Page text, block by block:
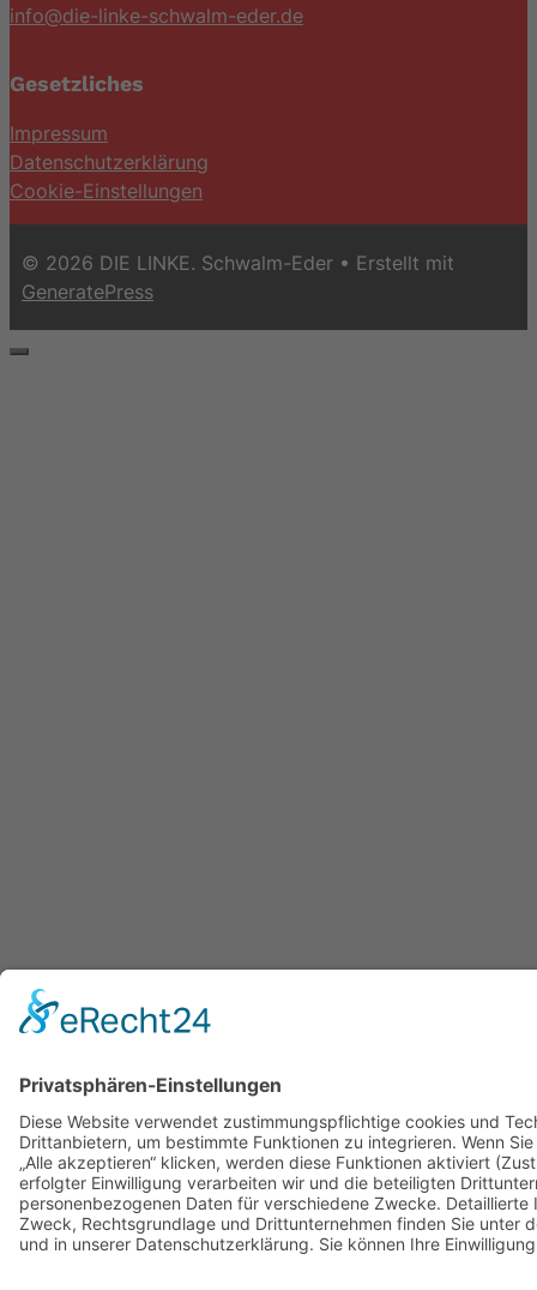
info@die-linke-schwalm-eder.de
Gesetzliches
Impressum
Datenschutzerklärung
Cookie-Einstellungen
© 2026 DIE LINKE. Schwalm-Eder • Erstellt mit
GeneratePress
Schließen